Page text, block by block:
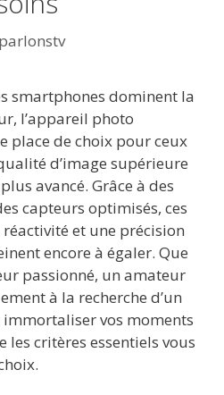
parlonstv
smartphones dominent la
l’appareil photo
place de choix pour ceux
d’image supérieure
avancé. Grâce à des
capteurs optimisés, ces
et une précision
encore à égaler. Que
passionné, un amateur
à la recherche d’un
vos moments
les critères essentiels vous